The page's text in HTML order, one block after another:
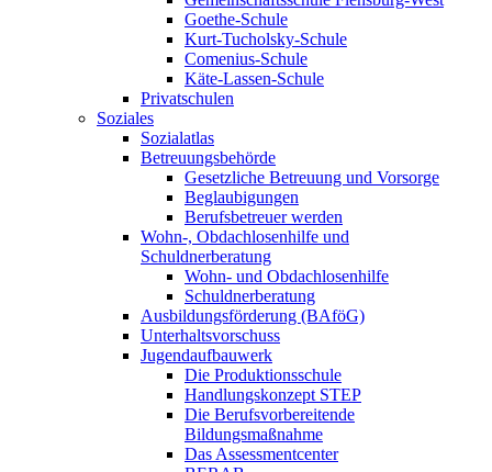
Goethe-Schule
Kurt-Tucholsky-Schule
Comenius-Schule
Käte-Lassen-Schule
Privatschulen
Soziales
Sozialatlas
Betreuungsbehörde
Gesetzliche Betreuung und Vorsorge
Beglaubigungen
Berufsbetreuer werden
Wohn-, Obdachlosenhilfe und
Schuldnerberatung
Wohn- und Obdachlosenhilfe
Schuldnerberatung
Ausbildungsförderung (BAföG)
Unterhaltsvorschuss
Jugendaufbauwerk
Die Produktionsschule
Handlungskonzept STEP
Die Berufsvorbereitende
Bildungsmaßnahme
Das Assessmentcenter